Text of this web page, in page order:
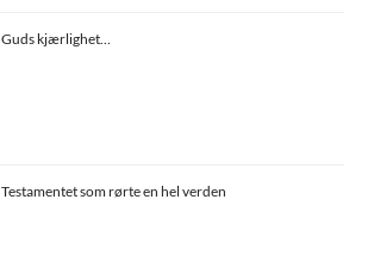
Guds kjærlighet…
Testamentet som rørte en hel verden